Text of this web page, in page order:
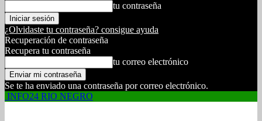
tu contraseña
¿Olvidaste tu contraseña? consigue ayuda
Recuperación de contraseña
Recupera tu contraseña
tu correo electrónico
Se te ha enviado una contraseña por correo electrónico.
INFO24 RIO NEGRO